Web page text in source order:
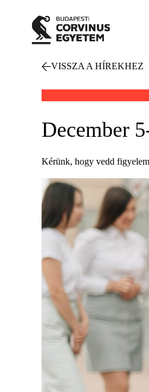
VISSZA A HÍREKHEZ
December
Kérünk, hogy vedd